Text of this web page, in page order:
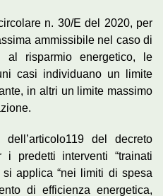
n. 30/E del 2020, per
ammissibile nel caso di
al risparmio energetico, le
casi individuano un limite
in altri un limite massimo
del decreto
predetti interventi “trainati
si applica “nei limiti di spesa
di efficienza energetica,